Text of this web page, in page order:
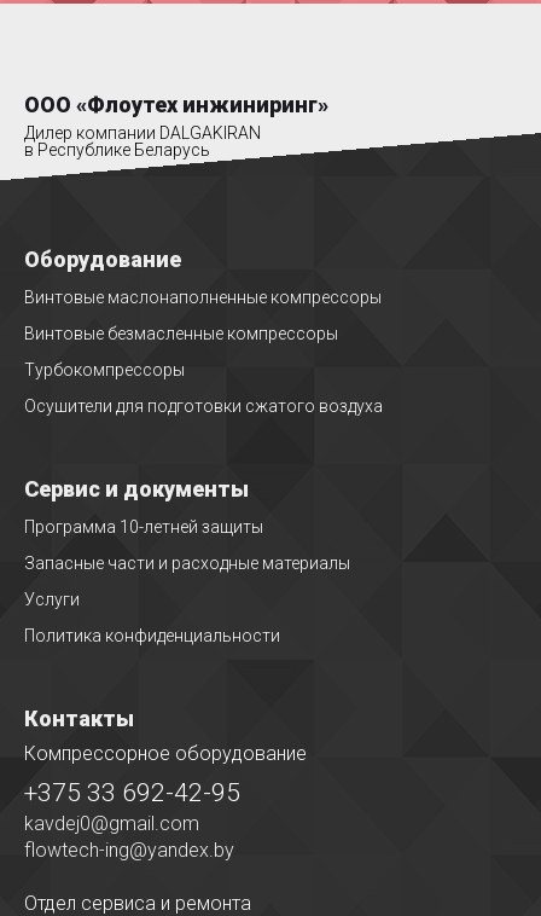
ООО «Флоутех инжиниринг»
Дилер компании DALGAKIRAN
в Республике Беларусь
Оборудование
Винтовые маслонаполненные компрессоры
Винтовые безмасленные компрессоры
Турбокомпрессоры
Осушители для подготовки сжатого воздуха
Сервис и документы
Программа 10-летней защиты
Запасные части и расходные материалы
Услуги
Политика конфиденциальности
Контакты
Компрессорное оборудование
+375 33 692-42-95
kavdej0@gmail.com
flowtech-ing@yandex.by
Отдел сервиса и ремонта